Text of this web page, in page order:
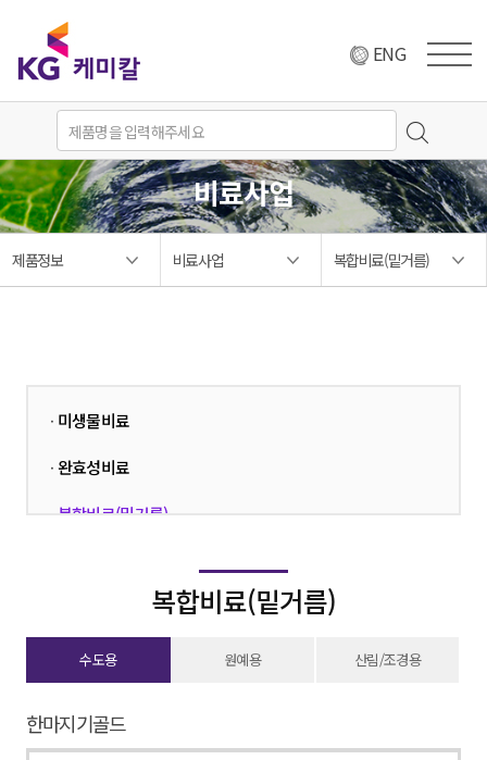
ENG
비료사업
제품정보 비료사업 복합비료(밑거름)
· 미생물비료
· 완효성비료
복합비료(밑거름)
부산물비료(퇴비)
·친환경
복합비료(밑거름)
수도용 원예용 산림/조경용
한마지기골드